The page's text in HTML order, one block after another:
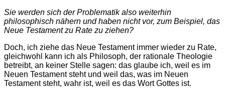
Sie werden sich der Problematik also weiterhin
philosophisch nähern und haben nicht vor, zum Beispiel, das
Neue Testament zu Rate zu ziehen?
Doch, ich ziehe das Neue Testament immer wieder zu Rate,
gleichwohl kann ich als Philosoph, der rationale Theologie
betreibt, an keiner Stelle sagen: das glaube ich, weil es im
Neuen Testament steht und weil das, was im Neuen
Testament steht, wahr ist, weil es das Wort Gottes ist.